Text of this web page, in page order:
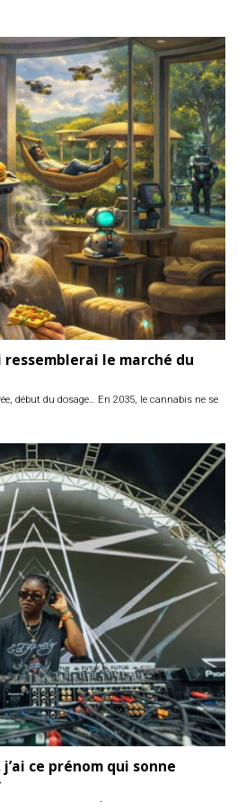
le marché du
début du dosage… En 2035, le cannabis ne se
ce prénom qui sonne